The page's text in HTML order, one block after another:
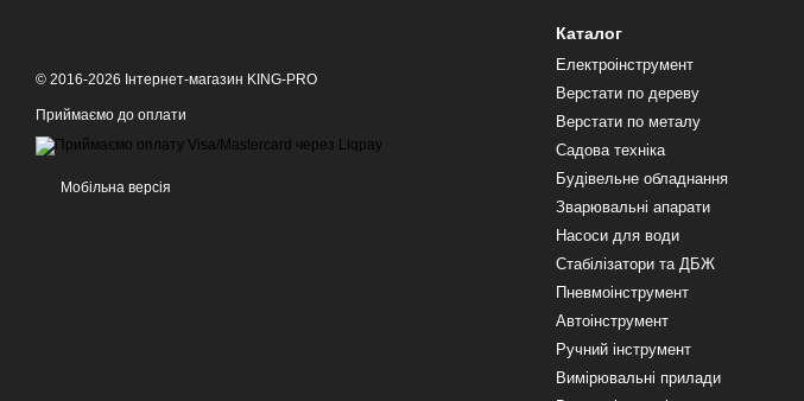
© 2016-2026 Інтернет-магазин KING-PRO
Приймаємо до оплати
Мобільна версія
Каталог
Електроінструмент
Верстати по дереву
Верстати по металу
Садова техніка
Будівельне обладнання
Зварювальні апарати
Насоси для води
Стабілізатори та ДБЖ
Пневмоінструмент
Автоінструмент
Ручний інструмент
Вимірювальні прилади